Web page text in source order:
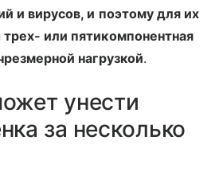
и вирусов, и поэтому для их
или пятикомпонентная
нагрузкой.
унести
за несколько